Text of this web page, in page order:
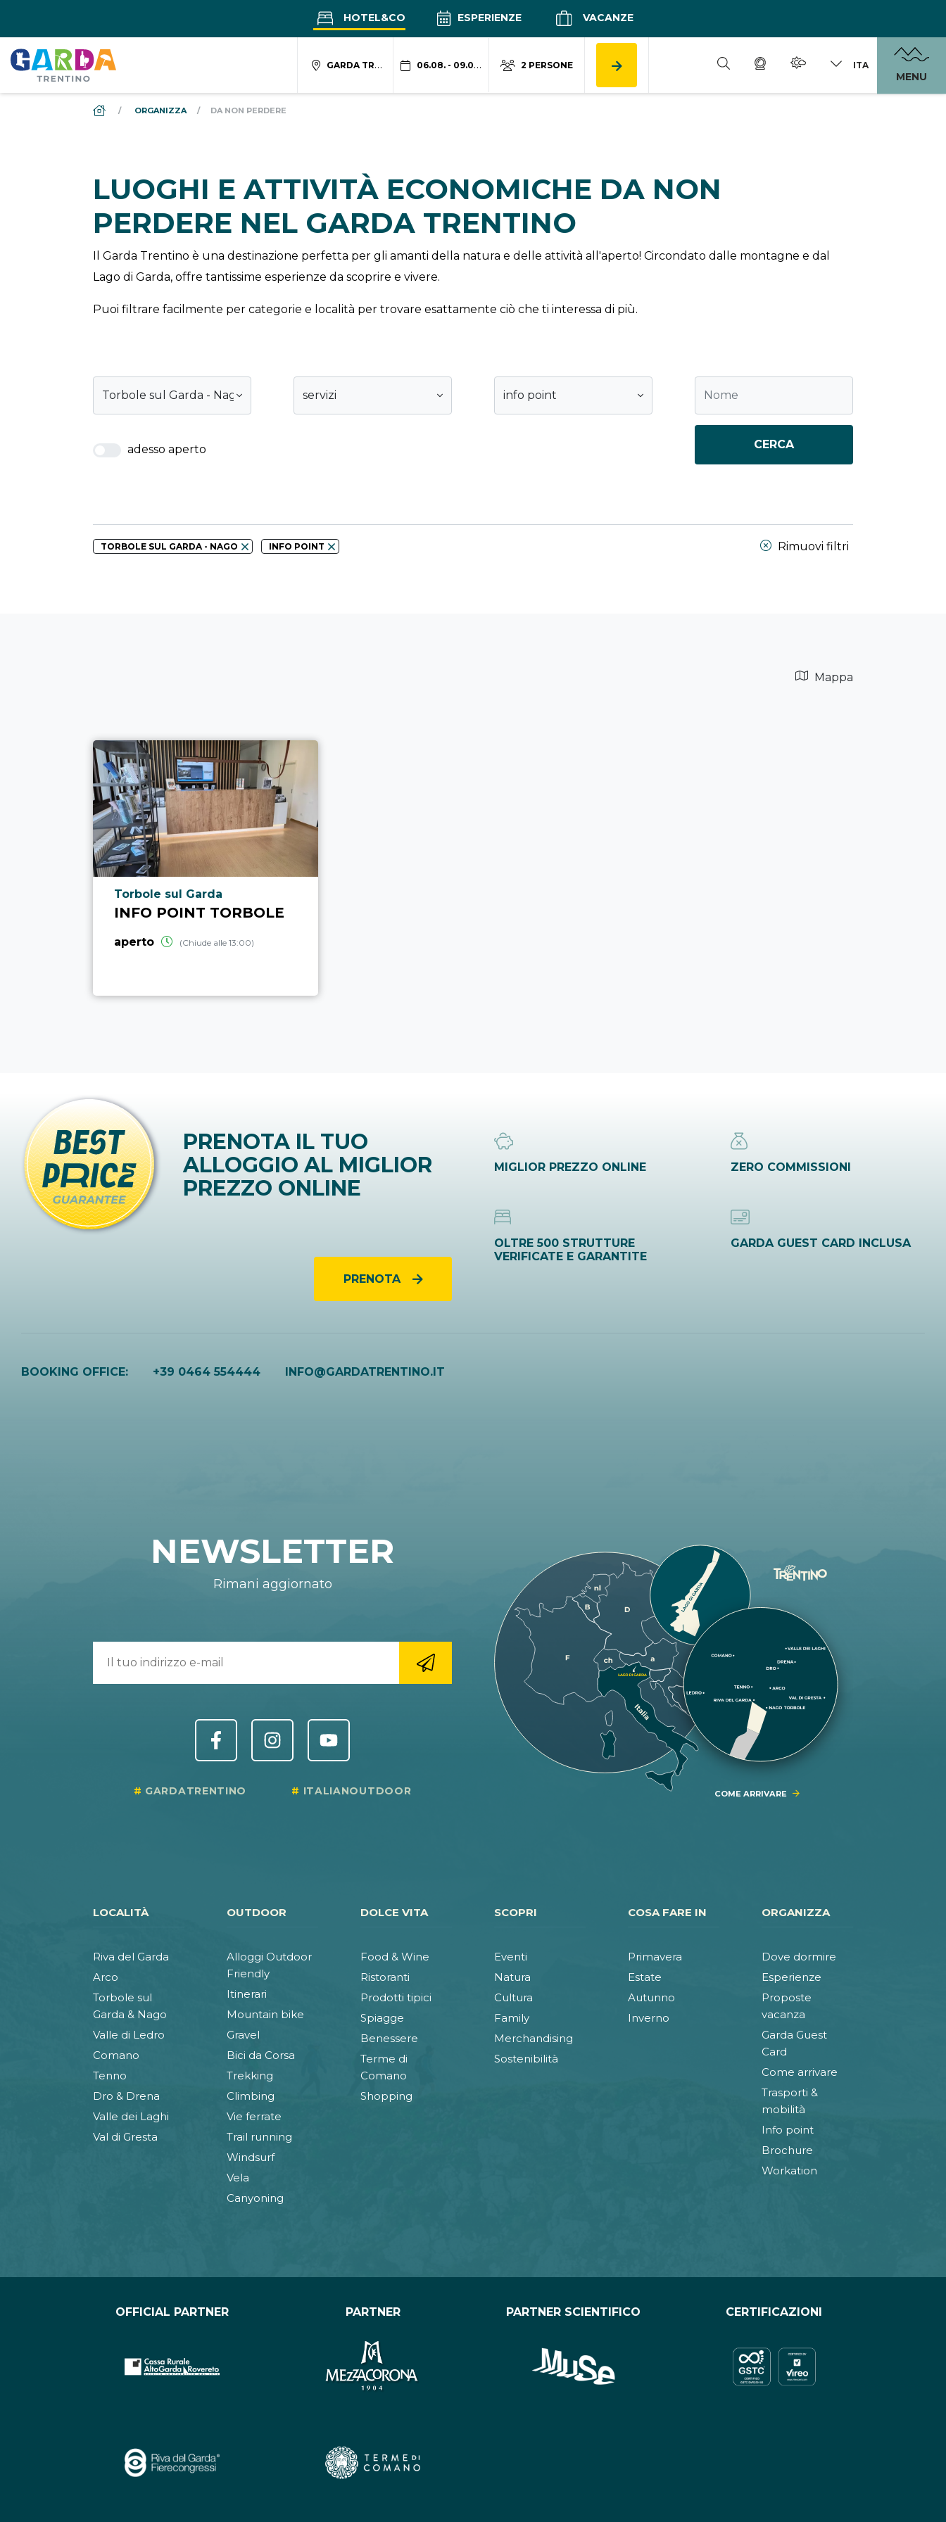
HOTEL&CO ESPERIENZE VACANZE
GARDA TRENTINO 06.08. - 09.08. 2 PERSONE ITA
MENU
DS_BREADCRUMB.HOME
ORGANIZZA DA NON PERDERE
LUOGHI E ATTIVITÀ ECONOMICHE DA NON
PERDERE NEL GARDA TRENTINO
Il Garda Trentino è una destinazione perfetta per gli amanti della natura e delle attività all'aperto! Circondato dalle montagne e dal
Lago di Garda, offre tantissime esperienze da scoprire e vivere.
Puoi filtrare facilmente per categorie e località per trovare esattamente ciò che ti interessa di più.
Torbole sul Garda - Nago servizi info point
adesso aperto CERCA
Rimuovi filtri
TORBOLE SUL GARDA - NAGO INFO POINT
Mappa
Località punto di interesse
Torbole sul Garda
INFO POINT TORBOLE
aperto (Chiude alle 13:00)
PRENOTA IL TUO
ALLOGGIO AL MIGLIOR
PREZZO ONLINE
PRENOTA
MIGLIOR PREZZO ONLINE ZERO COMMISSIONI
OLTRE 500 STRUTTURE
VERIFICATE E GARANTITE
GARDA GUEST CARD INCLUSA
BOOKING OFFICE: +39 0464 554444 INFO@GARDATRENTINO.IT
COME ARRIVARE
NEWSLETTER
Rimani aggiornato
GARDATRENTINO ITALIANOUTDOOR
LOCALITÀ
Riva del Garda
Arco
Torbole sul
Garda & Nago
Valle di Ledro
Comano
Tenno
Dro & Drena
Valle dei Laghi
Val di Gresta
OUTDOOR
Alloggi Outdoor
Friendly
Itinerari
Mountain bike
Gravel
Bici da Corsa
Trekking
Climbing
Vie ferrate
Trail running
Windsurf
Vela
Canyoning
DOLCE VITA
Food & Wine
Ristoranti
Prodotti tipici
Spiagge
Benessere
Terme di
Comano
Shopping
SCOPRI
Eventi
Natura
Cultura
Family
Merchandising
Sostenibilità
COSA FARE IN
Primavera
Estate
Autunno
Inverno
ORGANIZZA
Dove dormire
Esperienze
Proposte
vacanza
Garda Guest
Card
Come arrivare
Trasporti &
mobilità
Info point
Brochure
Workation
OFFICIAL PARTNER PARTNER PARTNER SCIENTIFICO CERTIFICAZIONI